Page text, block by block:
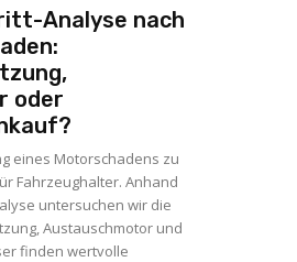
Analyse nach
oder
eines Motorschadens zu
Fahrzeughalter. Anhand
untersuchen wir die
Austauschmotor und
finden wertvolle